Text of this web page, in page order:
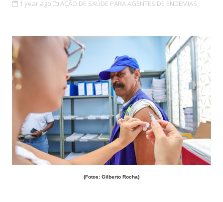
1 year ago AÇÃO DE SAÚDE PARA AGENTES DE ENDEMIAS,
(Fotos: Gilberto Rocha)